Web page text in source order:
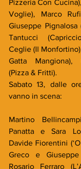
Pizzeria Con
Voglie), Marco
Giuseppe
Tantucci
Ceglie (Il
Gatta Mangiona),
(Pizza & Fritti).
Sabato 13, dalle
vanno in scena:
Martino
Panatta e Sara
Davide Fiorentini
Greco e Giuseppe
Rosario Ferraro